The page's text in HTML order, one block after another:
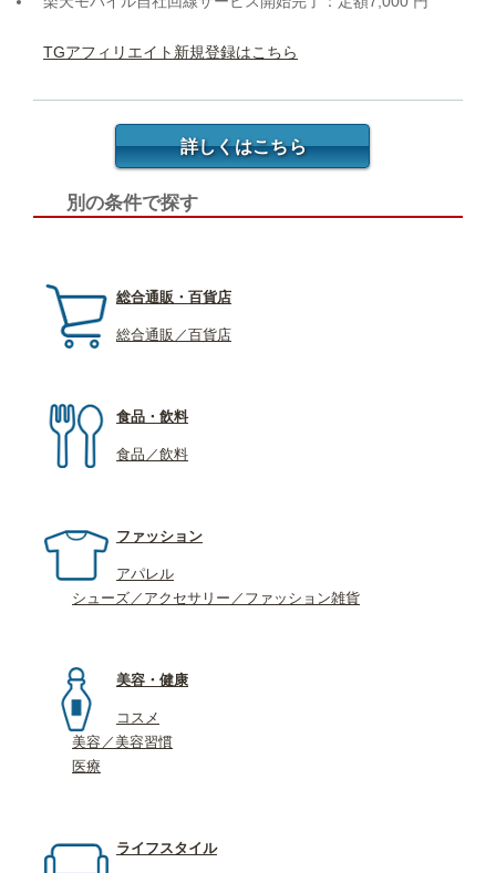
TGアフィリエイト新規登録はこちら
詳しくはこちら
別の条件で探す
総合通販・百貨店
総合通販／百貨店
食品・飲料
食品／飲料
ファッション
アパレル
シューズ／アクセサリー／ファッション雑貨
美容・健康
コスメ
美容／美容習慣
医療
ライフスタイル